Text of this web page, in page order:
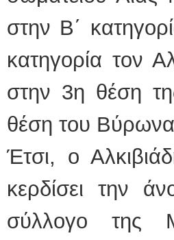
στην Β΄
κατηγορία τον
στην 3η θέση
θέση του
Έτσι, ο
κερδίσει την
σύλλογο της